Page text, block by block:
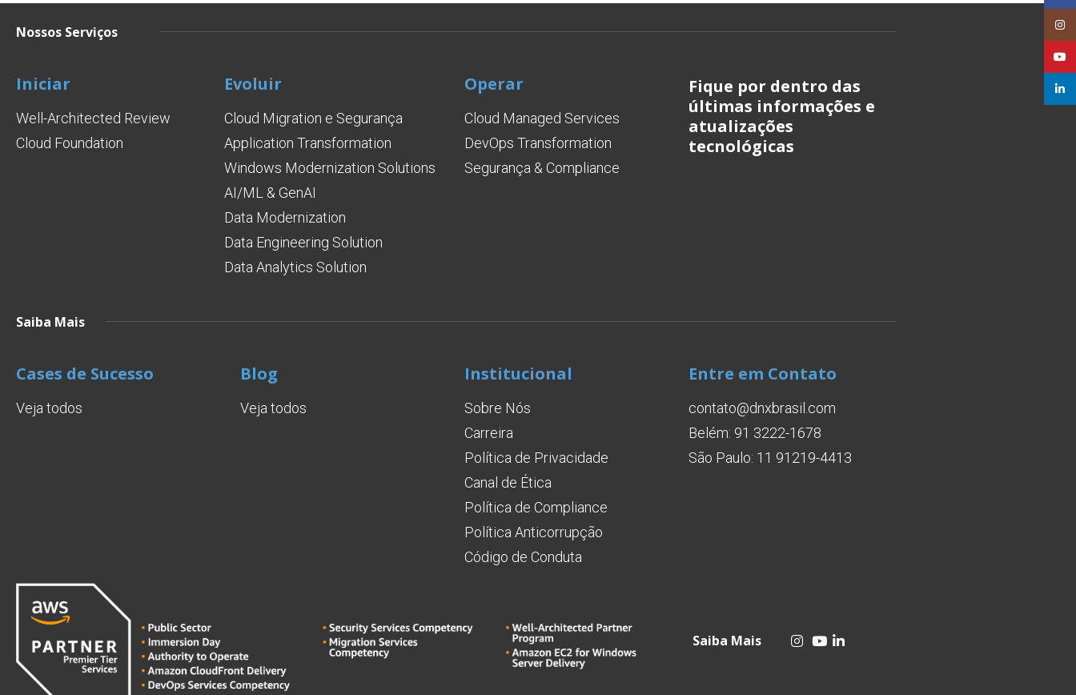
Nossos Serviços
Iniciar
Well-Architected Review
Cloud Foundation
Evoluir
Cloud Migration e Segurança
Application Transformation
Windows Modernization Solutions
AI/ML & GenAI
Data Modernization
Data Engineering Solution
Data Analytics Solution
Operar
Cloud Managed Services
DevOps Transformation
Segurança & Compliance
Fique por dentro das
últimas informações e
atualizações
tecnológicas
Saiba Mais
Cases de Sucesso
Veja todos
Blog
Veja todos
Institucional
Sobre Nós
Carreira
Política de Privacidade
Canal de Ética
Política de Compliance
Política Anticorrupção
Código de Conduta
Entre em Contato
contato@dnxbrasil.com
Belém: 91 3222-1678
São Paulo: 11 91219-4413
Saiba Mais